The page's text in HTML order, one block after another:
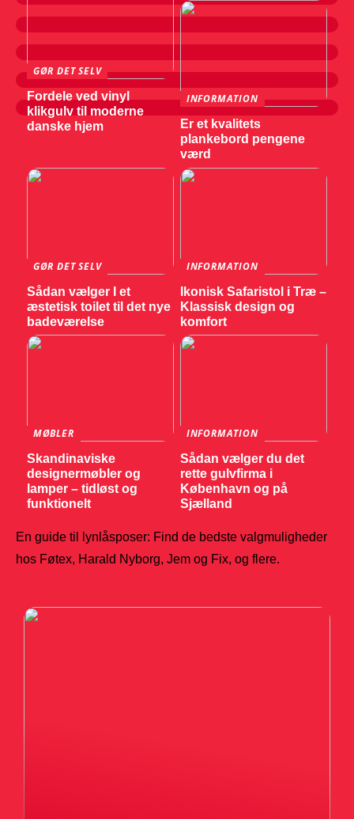
GØR DET SELV
Fordele ved vinyl
klikgulv til moderne
danske hjem
INFORMATION
Er et kvalitets
plankebord pengene
værd
GØR DET SELV
Sådan vælger I et
æstetisk toilet til det nye
badeværelse
INFORMATION
Ikonisk Safaristol i Træ –
Klassisk design og
komfort
MØBLER
Skandinaviske
designermøbler og
lamper – tidløst og
funktionelt
INFORMATION
Sådan vælger du det
rette gulvfirma i
København og på
Sjælland
En guide til lynlåsposer: Find de bedste valgmuligheder
hos Føtex, Harald Nyborg, Jem og Fix, og flere.